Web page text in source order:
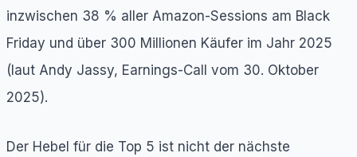
inzwischen 38 % aller Amazon-Sessions am Black
Friday und über 300 Millionen Käufer im Jahr 2025
(laut Andy Jassy, Earnings-Call vom 30. Oktober
2025).
Der Hebel für die Top 5 ist nicht der nächste